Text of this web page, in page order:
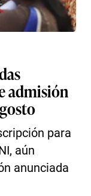
admisión
para
aún
anunciada